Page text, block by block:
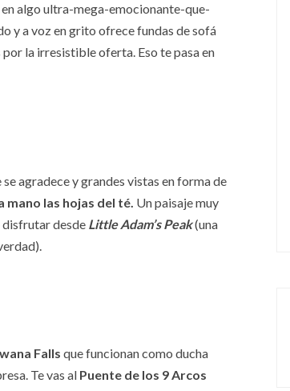
algo ultra-mega-emocionante-que-
y a voz en grito ofrece fundas de sofá
la irresistible oferta. Eso te pasa en
agradece y grandes vistas en forma de
mano las hojas del té. Un paisaje muy
disfrutar desde Little Adam’s Peak(una
Falls que funcionan como ducha
Te vas al Puente de los 9 Arcos